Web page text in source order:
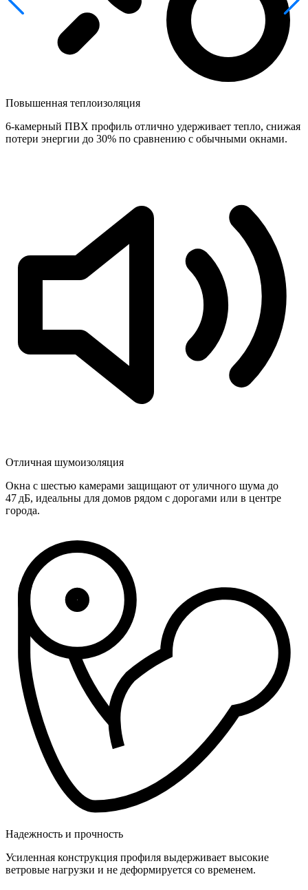
Повышенная теплоизоляция
6‑камерный ПВХ профиль отлично удерживает тепло, снижая
потери энергии до 30% по сравнению с обычными окнами.
Отличная шумоизоляция
Окна с шестью камерами защищают от уличного шума до
47 дБ, идеальны для домов рядом с дорогами или в центре
города.
Надежность и прочность
Усиленная конструкция профиля выдерживает высокие
ветровые нагрузки и не деформируется со временем.